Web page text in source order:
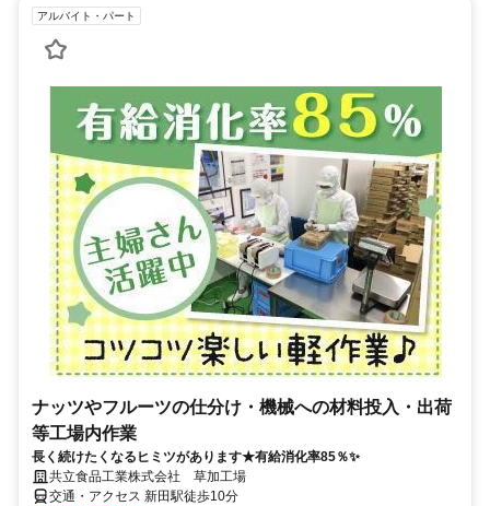
アルバイト・パート
ナッツやフルーツの仕分け・機械への材料投入・出荷
等工場内作業
長く続けたくなるヒミツがあります★有給消化率85％✨
共立食品工業株式会社 草加工場
交通・アクセス 新田駅徒歩10分